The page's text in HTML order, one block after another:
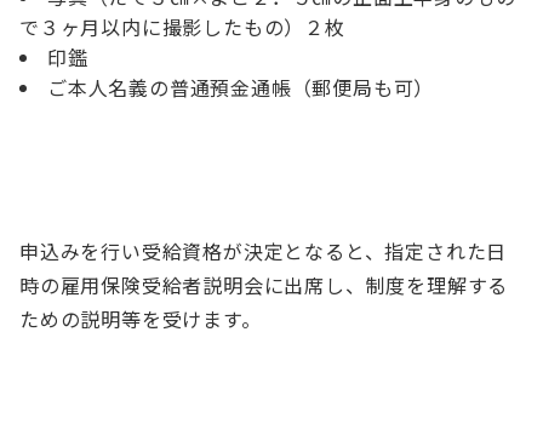
で３ヶ月以内に撮影したもの）２枚
印鑑
ご本人名義の普通預金通帳（郵便局も可）
申込みを行い受給資格が決定となると、指定された日
時の雇用保険受給者説明会に出席し、制度を理解する
ための説明等を受けます。